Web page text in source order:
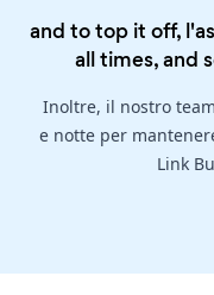
and to top it off,
all times, and
Inoltre, il nostro
e notte per
Link